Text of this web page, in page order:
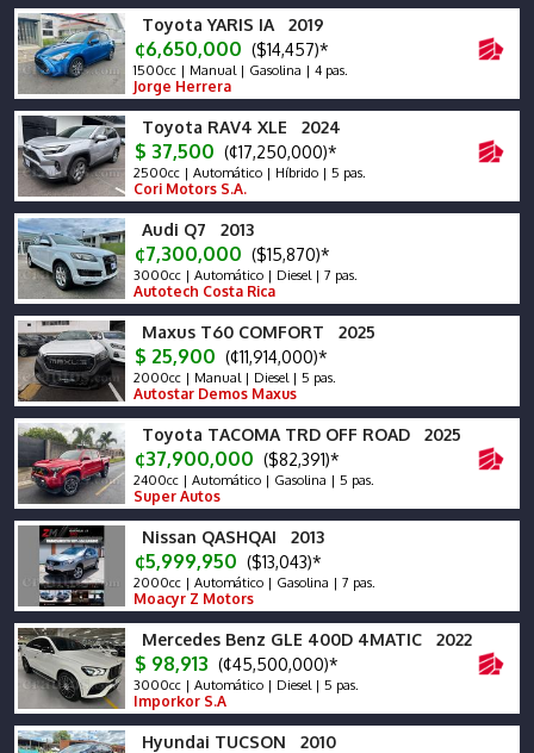
Toyota YARIS IA 2019
¢6,650,000 ($14,457)*
1500cc | Manual | Gasolina | 4 pas.
Jorge Herrera
Toyota RAV4 XLE 2024
$ 37,500 (¢17,250,000)*
2500cc | Automático | Híbrido | 5 pas.
Cori Motors S.A.
Audi Q7 2013
¢7,300,000 ($15,870)*
3000cc | Automático | Diesel | 7 pas.
Autotech Costa Rica
Maxus T60 COMFORT 2025
$ 25,900 (¢11,914,000)*
2000cc | Manual | Diesel | 5 pas.
Autostar Demos Maxus
Toyota TACOMA TRD OFF ROAD 2025
¢37,900,000 ($82,391)*
2400cc | Automático | Gasolina | 5 pas.
Super Autos
Nissan QASHQAI 2013
¢5,999,950 ($13,043)*
2000cc | Automático | Gasolina | 7 pas.
Moacyr Z Motors
Mercedes Benz GLE 400D 4MATIC 2022
$ 98,913 (¢45,500,000)*
3000cc | Automático | Diesel | 5 pas.
Imporkor S.A
Hyundai TUCSON 2010